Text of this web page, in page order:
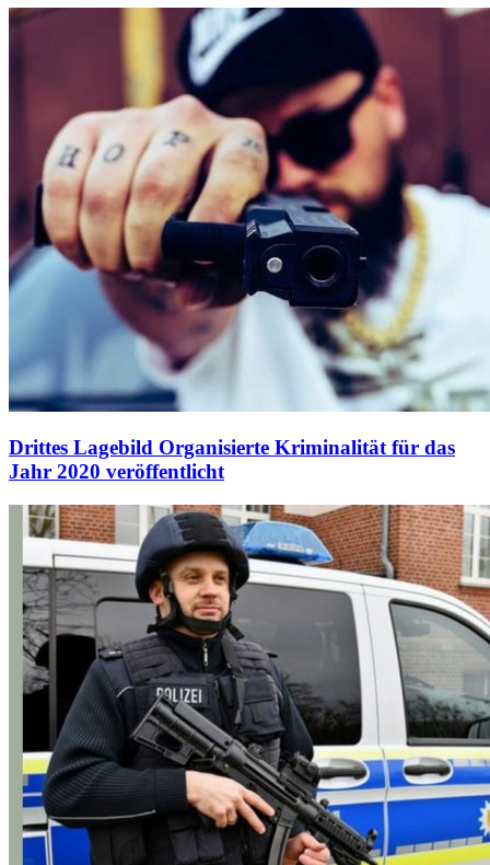
Drittes Lagebild Organisierte Kriminalität für das
Jahr 2020 veröffentlicht